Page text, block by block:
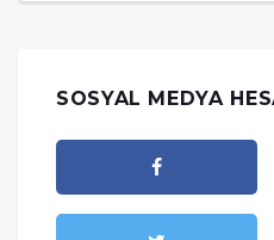
SOSYAL MEDYA